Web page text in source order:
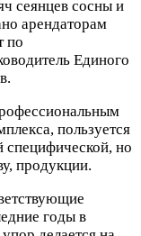
сеянцев сосны и
арендаторам
по
Единого
пользуется
специфической, но
продукции.
годы в